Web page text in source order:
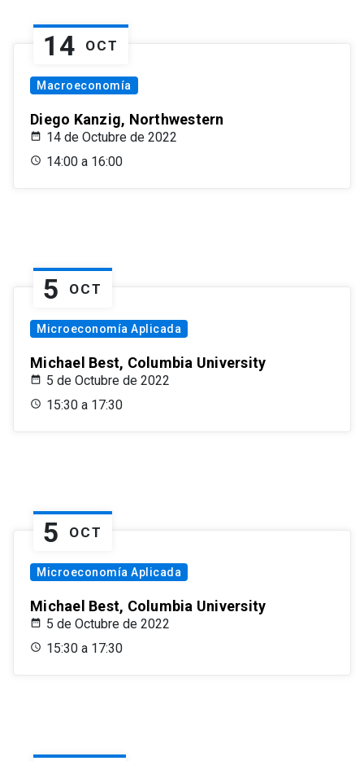
14 OCT
Macroeconomía
Diego Kanzig, Northwestern
14 de Octubre de 2022
14:00 a 16:00
5 OCT
Microeconomía Aplicada
Michael Best, Columbia University
5 de Octubre de 2022
15:30 a 17:30
5 OCT
Microeconomía Aplicada
Michael Best, Columbia University
5 de Octubre de 2022
15:30 a 17:30